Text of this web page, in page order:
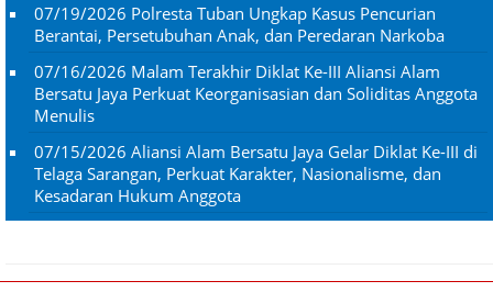
07/19/2026 Polresta Tuban Ungkap Kasus Pencurian
Berantai, Persetubuhan Anak, dan Peredaran Narkoba
07/16/2026 Malam Terakhir Diklat Ke-III Aliansi Alam
Bersatu Jaya Perkuat Keorganisasian dan Soliditas Anggota
Menulis
07/15/2026 Aliansi Alam Bersatu Jaya Gelar Diklat Ke-III di
Telaga Sarangan, Perkuat Karakter, Nasionalisme, dan
Kesadaran Hukum Anggota